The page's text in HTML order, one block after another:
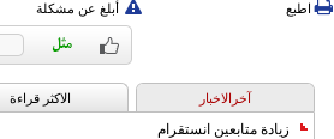
اطبع أبلغ عن مشكلة
آخرالاخبار الاکثر قراءة
زيادة متابعين انستقرام